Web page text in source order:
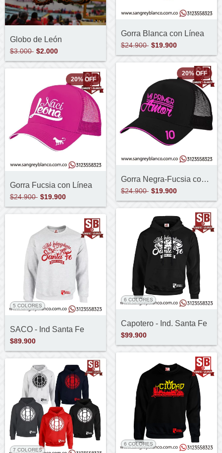
Globo de León
$3.000 $2.000
Gorra Blanca con Línea
$24.900 $19.900
20% OFF
Gorra Fucsia con Línea
$24.900 $19.900
20% OFF
Gorra Negra-Fucsia con Línea
$24.900 $19.900
5 COLORES
SACO - Ind Santa Fe
$89.900
6 COLORES
Capotero - Ind. Santa Fe
$99.900
7 COLORES
6 COLORES